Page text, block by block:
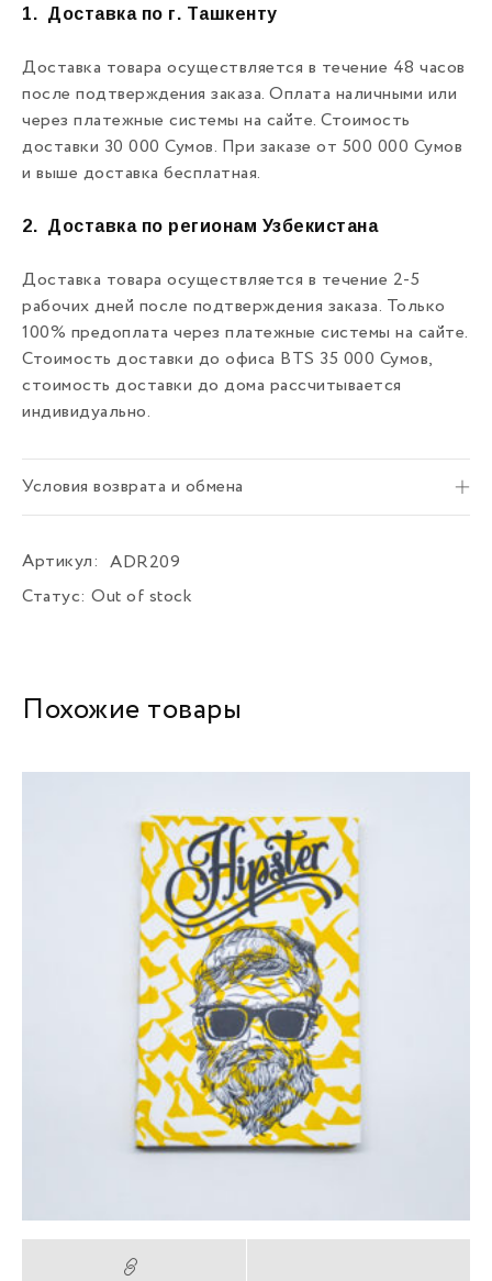
1. Доставка по г. Ташкенту
Доставка товара осуществляется в течение 48 часов
после подтверждения заказа. Оплата наличными или
через платежные системы на сайте. Стоимость
доставки 30 000 Сумов. При заказе от 500 000 Сумов
и выше доставка бесплатная.
2. Доставка по регионам Узбекистана
Доставка товара осуществляется в течение 2-5
рабочих дней после подтверждения заказа. Только
100% предоплата через платежные системы на сайте.
Стоимость доставки до офиса BTS 35 000 Сумов,
стоимость доставки до дома рассчитывается
индивидуально.
Условия возврата и обмена
Артикул:
ADR209
Статус: Out of stock
Похожие товары